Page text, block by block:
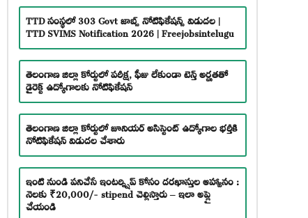
TTD సంస్థలో 303 Govt జాబ్స్ నోటిఫికేషన్స్ విడుదల |
TTD SVIMS Notification 2026 | Freejobsintelugu
తెలంగాణ జిల్లా కోర్టులో పరీక్ష, ఫీజు లేకుండా టెన్త్ అర్హతతో
డైరెక్ట్ ఉద్యోగాలకు నోటిఫికేషన్
తెలంగాణ జిల్లా కోర్టులో జూనియర్ అసిస్టెంట్ ఉద్యోగాల భర్తీకి
నోటిఫికేషన్ విడుదల చేశారు
ఇంటి నుండి పనిచేసే ఇంటర్న్షిప్ కోసం దరఖాస్తుల ఆహ్వానం :
నెలకు ₹20,000/- stipend చెల్లిస్తారు – ఇలా అప్లై
చేయండి